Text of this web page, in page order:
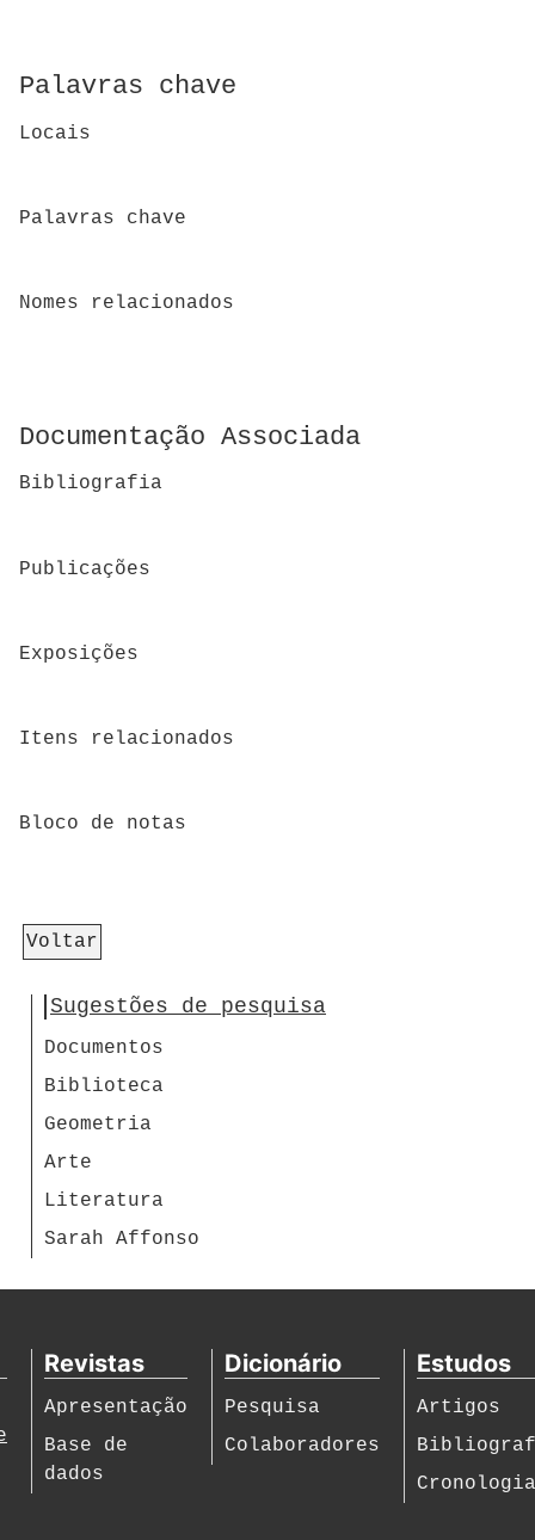
Palavras chave
Locais
Palavras chave
Nomes relacionados
Documentação Associada
Bibliografia
Publicações
Exposições
Itens relacionados
Bloco de notas
Voltar
Sugestões de pesquisa
Documentos
Biblioteca
Geometria
Arte
Literatura
Sarah Affonso
Revistas
Apresentação
Base de
dados
Dicionário
Pesquisa
Colaboradores
Estudos
Artigos